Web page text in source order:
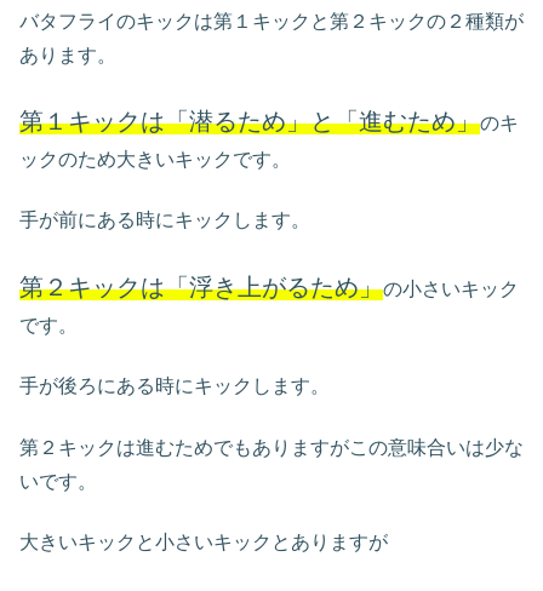
バタフライのキックは第１キックと第２キックの２種類が
あります。
第１キックは「潜るため」と「進むため」のキ
ックのため大きいキックです。
手が前にある時にキックします。
第２キックは「浮き上がるため」の小さいキック
です。
手が後ろにある時にキックします。
第２キックは進むためでもありますがこの意味合いは少な
いです。
大きいキックと小さいキックとありますが